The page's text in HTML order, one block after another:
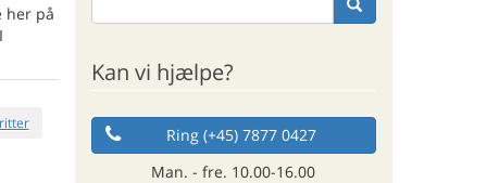
her på
Kan vi hjælpe?
Ring (+45) 7877 0427
Man. - fre. 10.00-16.00